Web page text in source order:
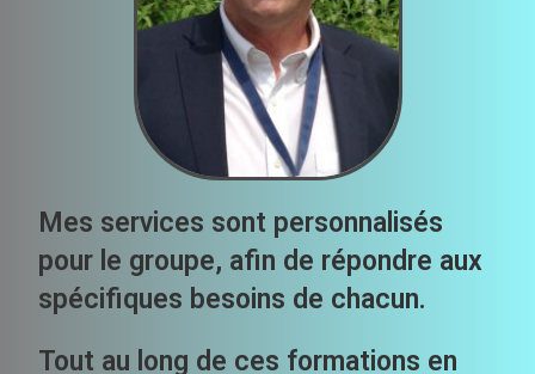
Mes services sont personnalisés
pour le groupe, afin de répondre aux
spécifiques besoins de chacun.
Tout au long de ces formations en